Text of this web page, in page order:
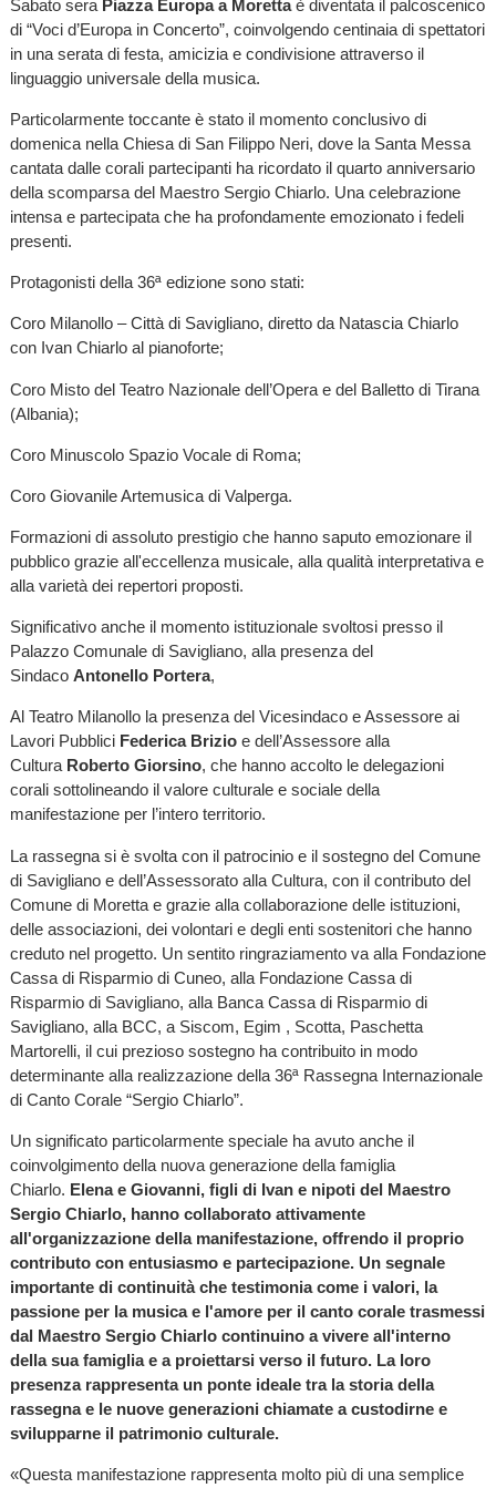
Sabato sera Piazza Europa a Morettaè diventata il palcoscenico
di “Voci d’Europa in Concerto”, coinvolgendo centinaia di spettatori
in una serata di festa, amicizia e condivisione attraverso il
linguaggio universale della musica.
Particolarmente toccante è stato il momento conclusivo di
domenica nella Chiesa di San Filippo Neri, dove la Santa Messa
cantata dalle corali partecipanti ha ricordato il quarto anniversario
della scomparsa del Maestro Sergio Chiarlo. Una celebrazione
intensa e partecipata che ha profondamente emozionato i fedeli
presenti.
Protagonisti della 36ª edizione sono stati:
Coro Milanollo – Città di Savigliano, diretto da Natascia Chiarlo
con Ivan Chiarlo al pianoforte;
Coro Misto del Teatro Nazionale dell’Opera e del Balletto di Tirana
(Albania);
Coro Minuscolo Spazio Vocale di Roma;
Coro Giovanile Artemusica di Valperga.
Formazioni di assoluto prestigio che hanno saputo emozionare il
pubblico grazie all'eccellenza musicale, alla qualità interpretativa e
alla varietà dei repertori proposti.
Significativo anche il momento istituzionale svoltosi presso il
Palazzo Comunale di Savigliano, alla presenza del
Sindaco Antonello Portera,
Al Teatro Milanollo la presenza del Vicesindaco e Assessore ai
Lavori Pubblici Federica Brizioe dell’Assessore alla
Cultura Roberto Giorsino, che hanno accolto le delegazioni
corali sottolineando il valore culturale e sociale della
manifestazione per l’intero territorio.
La rassegna si è svolta con il patrocinio e il sostegno del Comune
di Savigliano e dell’Assessorato alla Cultura, con il contributo del
Comune di Moretta e grazie alla collaborazione delle istituzioni,
delle associazioni, dei volontari e degli enti sostenitori che hanno
creduto nel progetto. Un sentito ringraziamento va alla Fondazione
Cassa di Risparmio di Cuneo, alla Fondazione Cassa di
Risparmio di Savigliano, alla Banca Cassa di Risparmio di
Savigliano, alla BCC, a Siscom, Egim , Scotta, Paschetta
Martorelli, il cui prezioso sostegno ha contribuito in modo
determinante alla realizzazione della 36ª Rassegna Internazionale
di Canto Corale “Sergio Chiarlo”.
Un significato particolarmente speciale ha avuto anche il
coinvolgimento della nuova generazione della famiglia
Chiarlo. Elena e Giovanni, figli di Ivan e nipoti del Maestro
Sergio Chiarlo, hanno collaborato attivamente
all'organizzazione della manifestazione, offrendo il proprio
contributo con entusiasmo e partecipazione. Un segnale
importante di continuità che testimonia come i valori, la
passione per la musica e l'amore per il canto corale trasmessi
dal Maestro Sergio Chiarlo continuino a vivere all'interno
della sua famiglia e a proiettarsi verso il futuro. La loro
presenza rappresenta un ponte ideale tra la storia della
rassegna e le nuove generazioni chiamate a custodirne e
svilupparne il patrimonio culturale.
«Questa manifestazione rappresenta molto più di una semplice